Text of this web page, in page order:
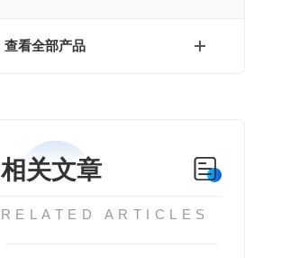
查看全部产品
相关文章
RELATED ARTICLES